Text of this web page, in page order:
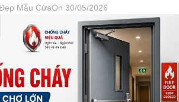
Mẫu CửaOn 30/05/2026